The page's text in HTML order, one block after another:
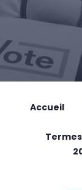
Accueil